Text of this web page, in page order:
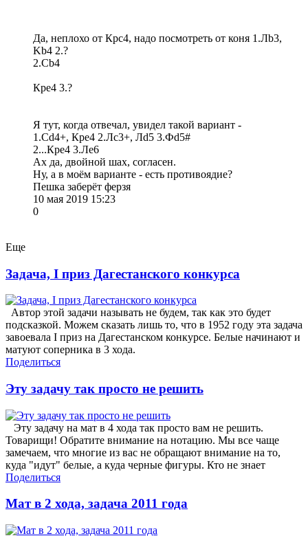
Да, неплохо от Крс4, надо посмотреть от коня 1.Лb3,
Kb4 2.?
2.Cb4
Кре4 3.?
Я тут, когда отвечал, увидел такой вариант -
1.Сd4+, Кре4 2.Лс3+, Лd5 3.Фd5#
2...Кре4 3.Ле6
Ах да, двойной шах, согласен.
Ну, а в моём варианте - есть противоядие?
Пешка заберёт ферзя
10 мая 2019 15:23
0
Еще
Задача, I приз Дагестанского конкурса
Автор этой задачи называть не будем, так как это будет
подсказкой. Можем сказать лишь то, что в 1952 году эта задача
завоевала I приз на Дагестанском конкурсе. Белые начинают и
матуют соперника в 3 хода.
Поделиться
Эту задачу так просто не решить
Эту задачу на мат в 4 хода так просто вам не решить.
Товарищи! Обратите внимание на нотацию. Мы все чаще
замечаем, что многие из вас не обращают внимание на то,
куда "идут" белые, а куда черные фигуры. Кто не знает
Поделиться
Мат в 2 хода, задача 2011 года